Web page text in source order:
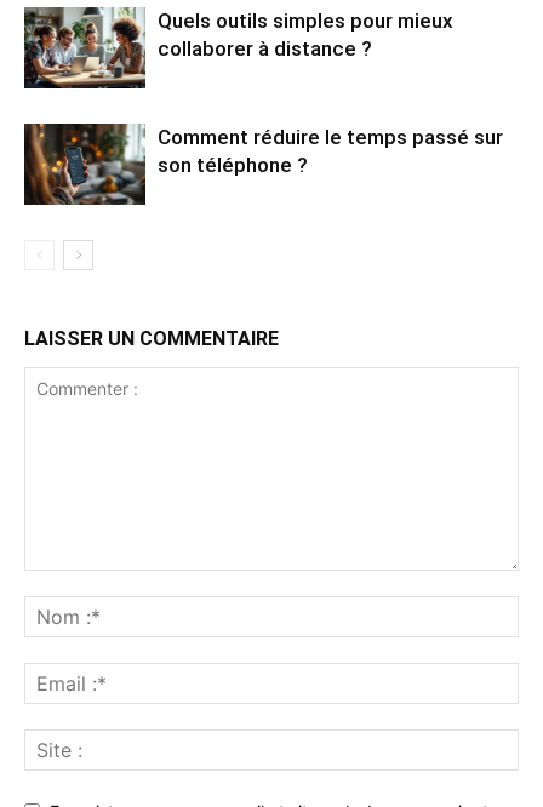
Quels outils simples pour mieux
collaborer à distance ?
Comment réduire le temps passé sur
son téléphone ?
LAISSER UN COMMENTAIRE